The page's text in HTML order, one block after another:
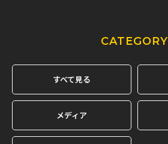
CATEGORY
すべて見る
メディア